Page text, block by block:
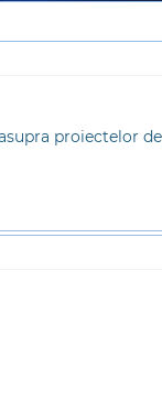
proiectelor